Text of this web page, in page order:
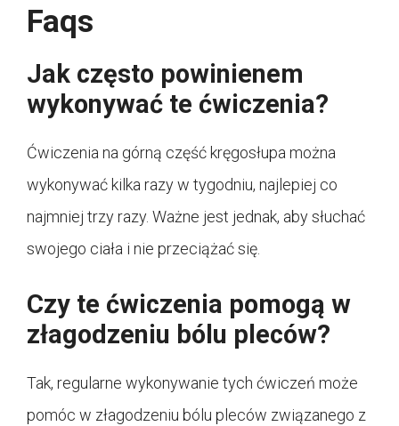
Faqs
Jak często powinienem
wykonywać te ćwiczenia?
Ćwiczenia na górną część kręgosłupa można
wykonywać kilka razy w tygodniu, najlepiej co
najmniej trzy razy. Ważne jest jednak, aby słuchać
swojego ciała i nie przeciążać się.
Czy te ćwiczenia pomogą w
złagodzeniu bólu pleców?
Tak, regularne wykonywanie tych ćwiczeń może
pomóc w złagodzeniu bólu pleców związanego z